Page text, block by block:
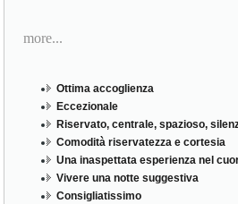
more...
Ottima accoglienza
Eccezionale
Riservato, centrale, spazioso,
Comodità riservatezza e cortesia
Una inaspettata esperienza nel
Vivere una notte suggestiva
Consigliatissimo